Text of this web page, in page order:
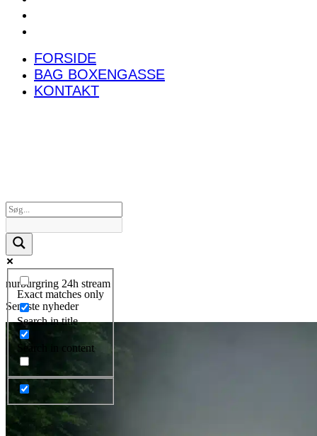
FORSIDE
BAG BOXENGASSE
KONTAKT
Exact matches only
Search in title
Search in content
nurburgring 24h stream
Seneste nyheder